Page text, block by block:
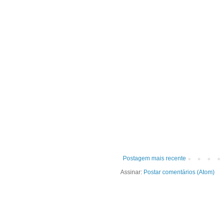
Postagem mais recente
Assinar: Postar comentários (Atom)